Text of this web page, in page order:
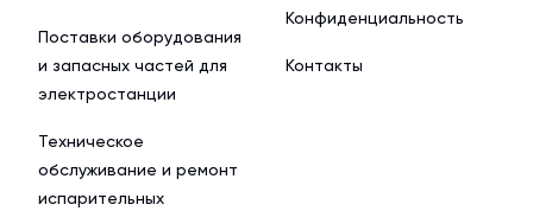
Поставки оборудования
и запасных частей для
электростанции
Техническое
обслуживание и ремонт
испарительных
Конфиденциальность
Контакты